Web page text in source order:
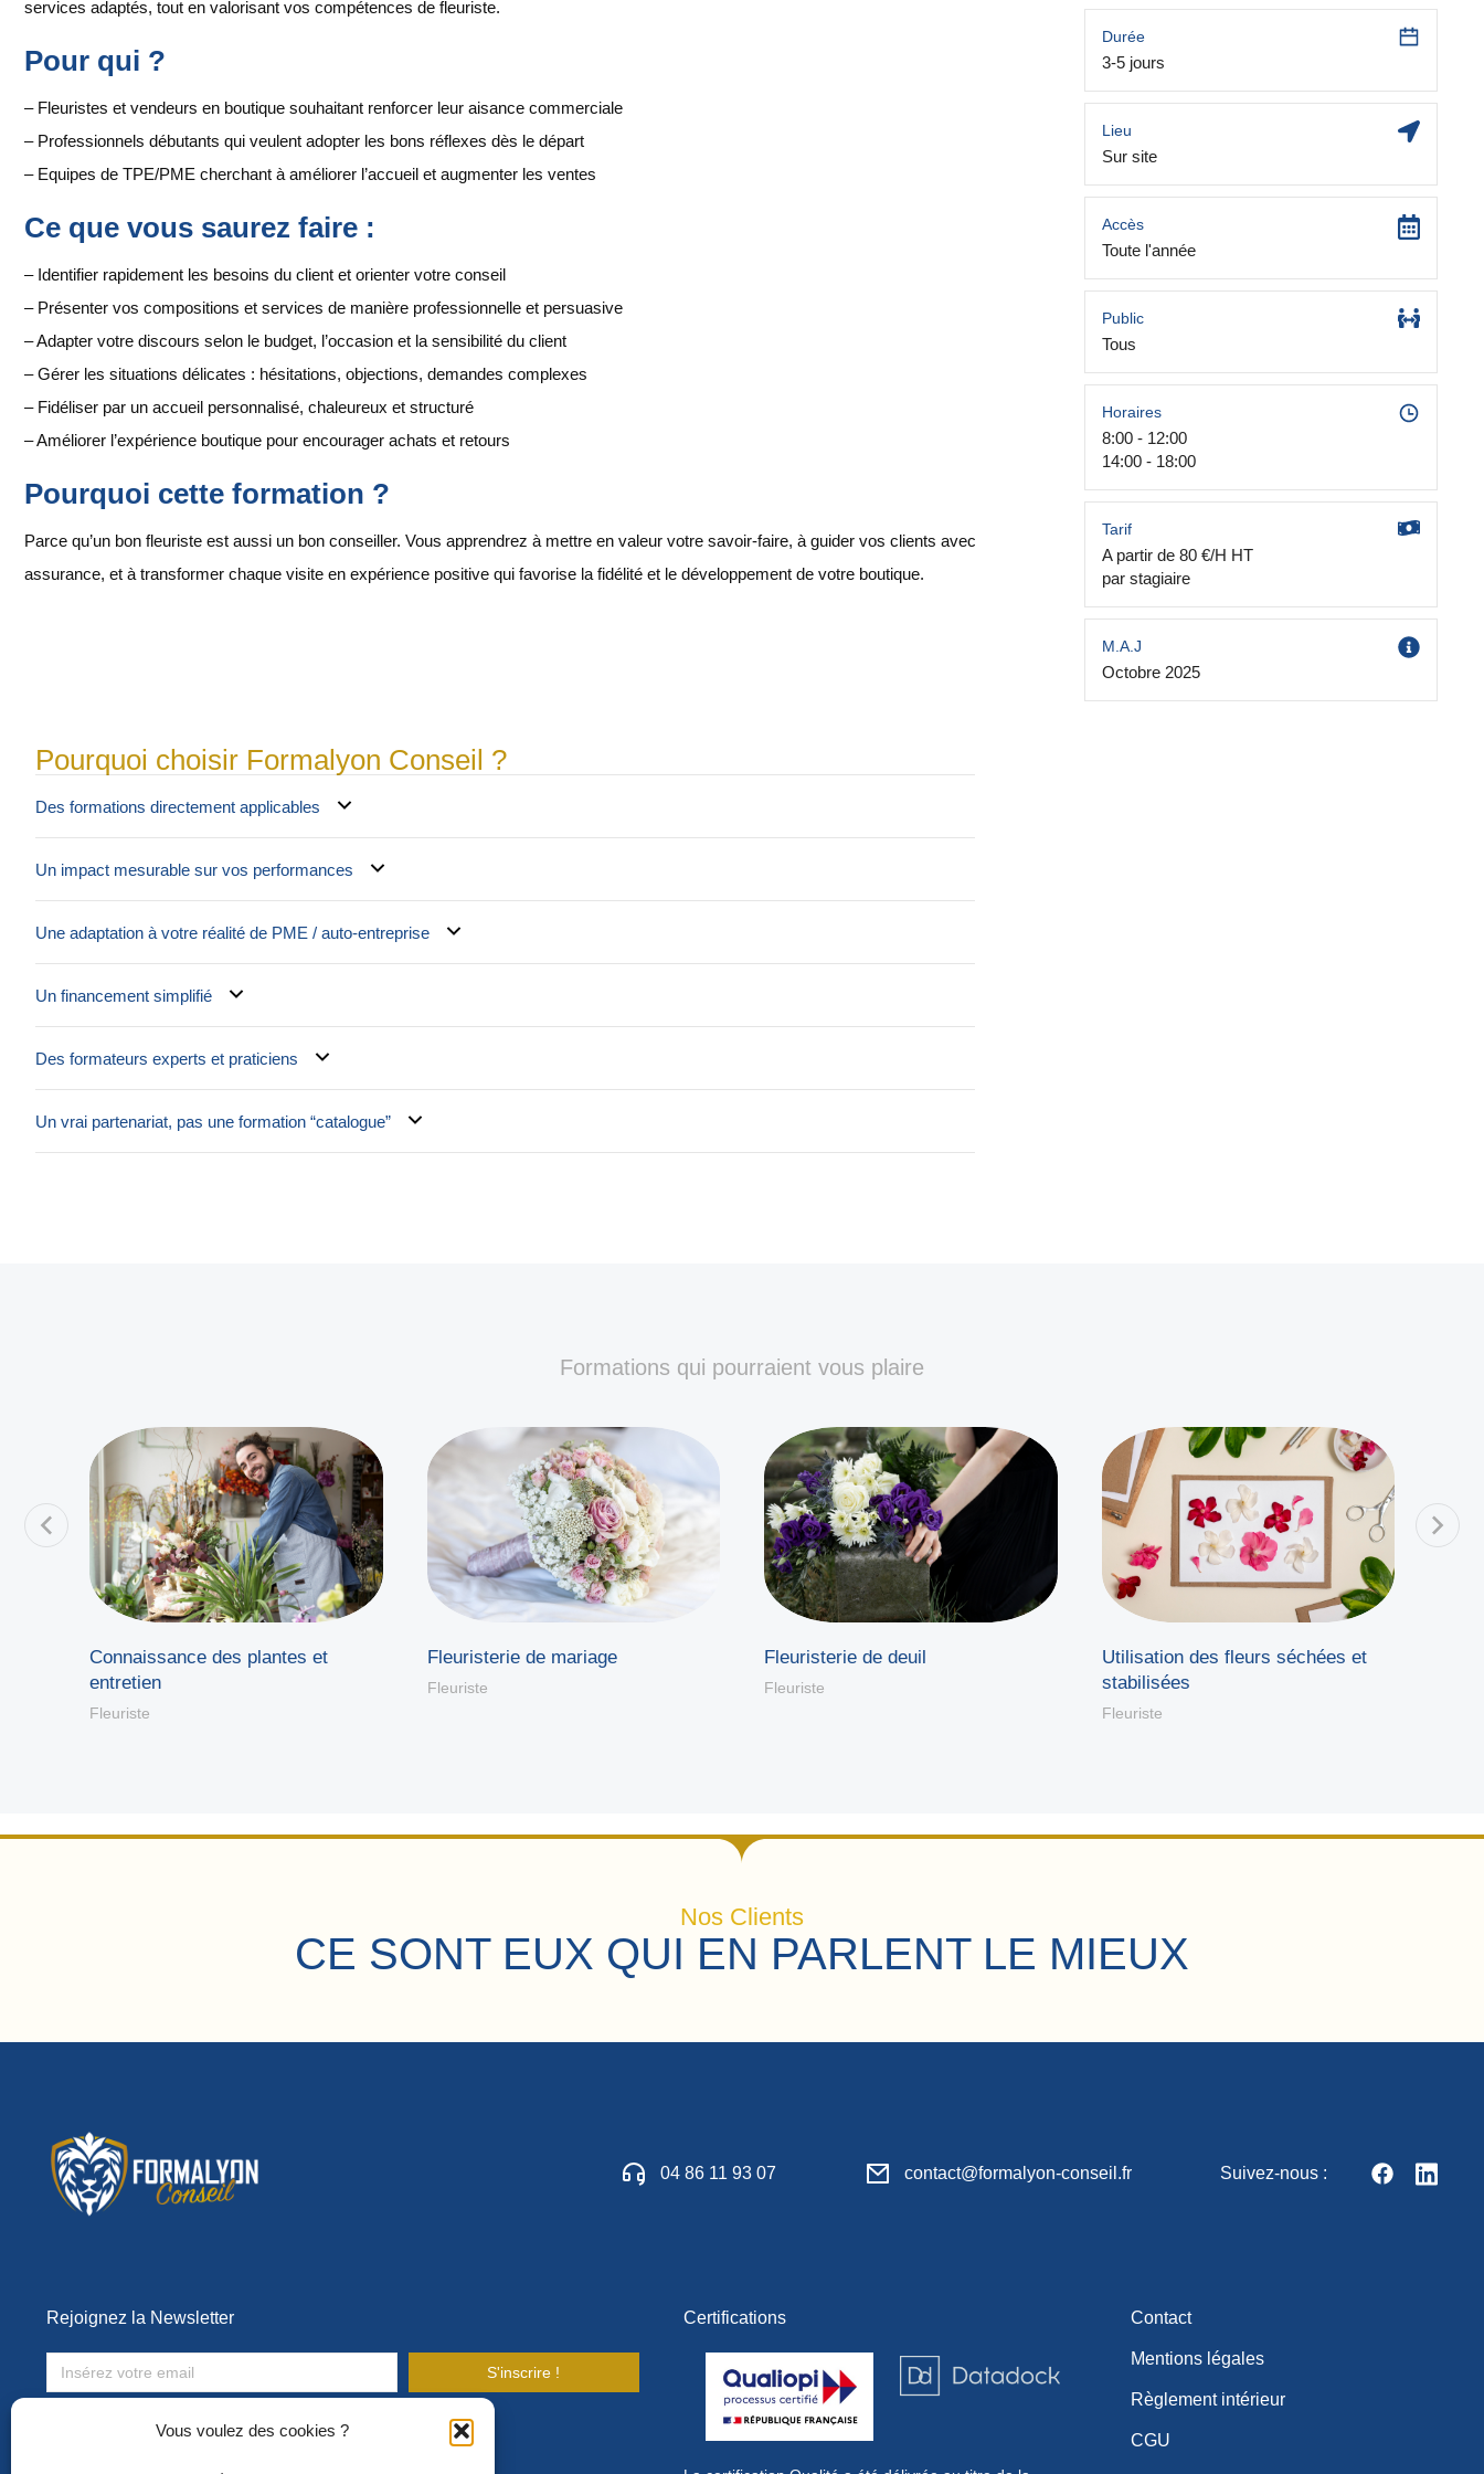
Vous voulez des cookies ?
services adaptés, tout en valorisant vos compétences de fleuriste.
Pour qui ?
– Fleuristes et vendeurs en boutique souhaitant renforcer leur aisance commerciale
– Professionnels débutants qui veulent adopter les bons réflexes dès le départ
– Equipes de TPE/PME cherchant à améliorer l’accueil et augmenter les ventes
Ce que vous saurez faire :
– Identifier rapidement les besoins du client et orienter votre conseil
– Présenter vos compositions et services de manière professionnelle et persuasive
– Adapter votre discours selon le budget, l’occasion et la sensibilité du client
– Gérer les situations délicates : hésitations, objections, demandes complexes
– Fidéliser par un accueil personnalisé, chaleureux et structuré
– Améliorer l’expérience boutique pour encourager achats et retours
Pourquoi cette formation ?
Parce qu’un bon fleuriste est aussi un bon conseiller. Vous apprendrez à mettre en valeur votre savoir-faire, à guider vos clients avec
assurance, et à transformer chaque visite en expérience positive qui favorise la fidélité et le développement de votre boutique.
Durée
3-5 jours
Lieu
Sur site
Accès
Toute l'année
Public
Tous
Horaires
8:00 - 12:00
14:00 - 18:00
Tarif
A partir de 80 €/H HT
par stagiaire
M.A.J
Octobre 2025
Pourquoi choisir Formalyon Conseil ?
Des formations directement applicables
Un impact mesurable sur vos performances
Une adaptation à votre réalité de PME / auto-entreprise
Un financement simplifié
Des formateurs experts et praticiens
Un vrai partenariat, pas une formation “catalogue”
Formations qui pourraient vous plaire
Connaissance des plantes et
entretien
Fleuriste
Fleuristerie de mariage
Fleuriste
Fleuristerie de deuil
Fleuriste
Utilisation des fleurs séchées et
stabilisées
Fleuriste
Nos Clients
CE SONT EUX QUI EN PARLENT LE MIEUX
04 86 11 93 07 contact@formalyon-conseil.fr Suivez-nous :
Rejoignez la Newsletter
S'inscrire !
Toute l’actualité de la formation en entreprise !
Certifications Contact
Mentions légales
Règlement intérieur
CGU